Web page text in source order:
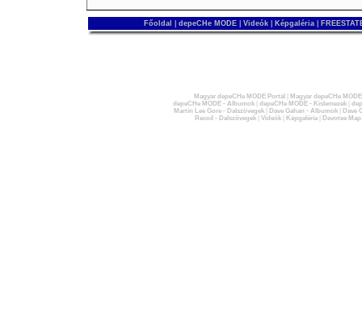
Főoldal depeCHe MODE Videók Képgaléria
Magyar depeCHe MODE Portál
Magyar depeCHe
depeCHe MODE - Albumok| depeCHe MODE - Kislemezek|
Martin Lee Gore - Dalszövegek| Dave Gahan - Albumok|
Dave
Recoil - Dalszövegek| Videók| Képgaléria| Devotee Map